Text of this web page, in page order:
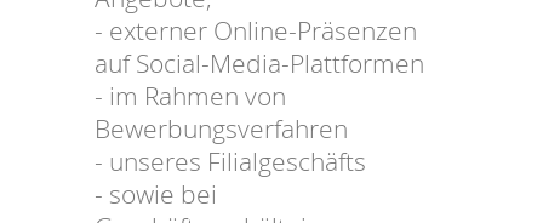
- externer Online-Präsenzen
auf Social-Media-Plattformen
- im Rahmen von
Bewerbungsverfahren
- unseres Filialgeschäfts
- sowie bei